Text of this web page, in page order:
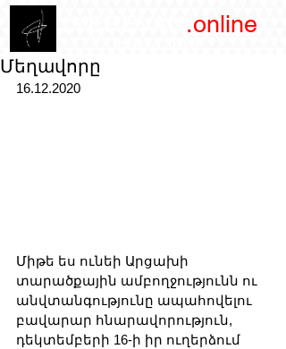
.online
Մեղավորը
16.12.2020
Միթե ես ունեի Արցախի
տարածքային ամբողջությունն ու
անվտանգությունը ապահովելու
բավարար հնարավորություն,
դեկտեմբերի 16-ի իր ուղերձում